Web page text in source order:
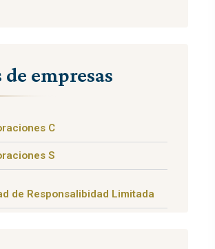
empresas
C
S
de Responsalibidad Limitada